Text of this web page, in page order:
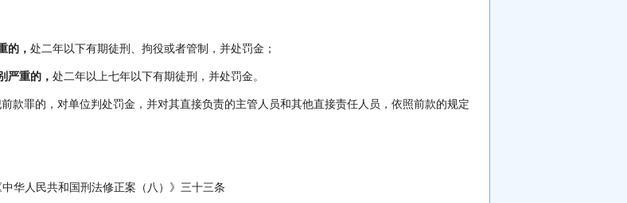
的， 处二年以下有期徒刑、拘役或者管制，并处罚金；
严重的， 处二年以上七年以下有期徒刑，并处罚金。
前款罪的，对单位判处罚金，并对其直接负责的主管人员和其他直接责任人员，依照前款的规定
中华人民共和国刑法修正案（八）》三十三条